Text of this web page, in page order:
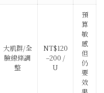
大肌群/全
臉線條調
整
NT$120
–200 /
U
預
算
敏
感
但
仍
要
效